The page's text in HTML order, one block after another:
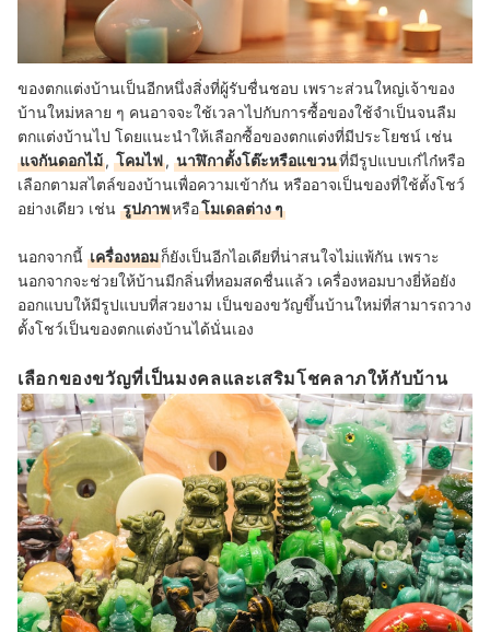
ของตกแต่งบ้านเป็นอีกหนึ่งสิ่งที่ผู้รับชื่นชอบ เพราะส่วนใหญ่เจ้าของ
บ้านใหม่หลาย ๆ คนอาจจะใช้เวลาไปกับการซื้อของใช้จำเป็นจนลืม
ตกแต่งบ้านไป โดยแนะนำให้เลือกซื้อของตกแต่งที่มีประโยชน์ เช่น
แจกันดอกไม้, โคมไฟ, นาฬิกาตั้งโต๊ะหรือแขวนที่มีรูปแบบเก๋ไก๋หรือ
เลือกตามสไตล์ของบ้านเพื่อความเข้ากัน หรืออาจเป็นของที่ใช้ตั้งโชว์
อย่างเดียว เช่น รูปภาพหรือโมเดลต่าง ๆ
นอกจากนี้ เครื่องหอมก็ยังเป็นอีกไอเดียที่น่าสนใจไม่แพ้กัน เพราะ
นอกจากจะช่วยให้บ้านมีกลิ่นที่หอมสดชื่นแล้ว เครื่องหอมบางยี่ห้อยัง
ออกแบบให้มีรูปแบบที่สวยงาม เป็นของขวัญขึ้นบ้านใหม่ที่สามารถวาง
ตั้งโชว์เป็นของตกแต่งบ้านได้นั่นเอง
เลือกของขวัญที่เป็นมงคลและเสริมโชคลาภให้กับบ้าน